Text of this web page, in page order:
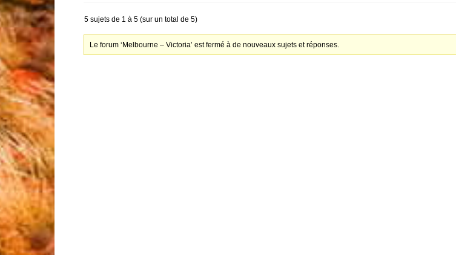
5 sujets de 1 à 5 (sur un total de 5)
Le forum ‘Melbourne – Victoria’ est fermé à de nouveaux sujets et réponses.